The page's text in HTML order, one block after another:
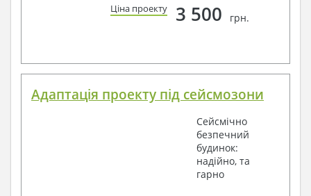
Ціна проекту 3 500 грн.
Адаптація проекту під сейсмозони
Сейсмічно
безпечний
будинок:
надійно, та
гарно